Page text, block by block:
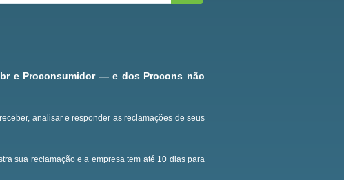
e Proconsumidor — e dos Procons não
analisar e responder as reclamações de seus
sua reclamação e a empresa tem até 10 dias para